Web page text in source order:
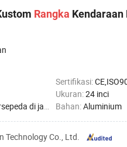
Rangka
Sertifikasi:
Ukuran:24 inci
gunung,Sepeda biasa Bahan:Aluminium
Technology Co., Ltd.